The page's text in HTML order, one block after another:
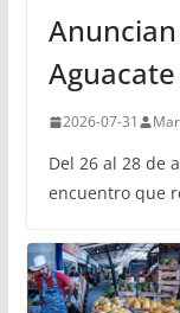
2026-07-31
Del 26 al 28 de
encuentro que